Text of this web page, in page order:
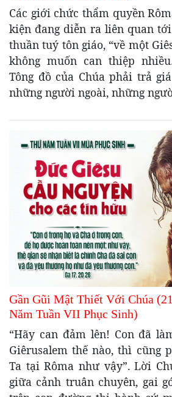
Các giới chức thẩm quyền
kiện đang diễn ra liên quan
thuần tuý tôn giáo, “về một
không muốn can thiệp
Tông đồ của Chúa phải trả
những người ngoài, những
Gần Gũi Mật Thiết Với Chúa
Năm Tuần VII Phục Sinh)
“Hãy can đảm lên! Con đã
Giêrusalem thế nào, thì cũng
Ta tại Rôma như vậy”. Lời
giữa cảnh truân chuyên, gai